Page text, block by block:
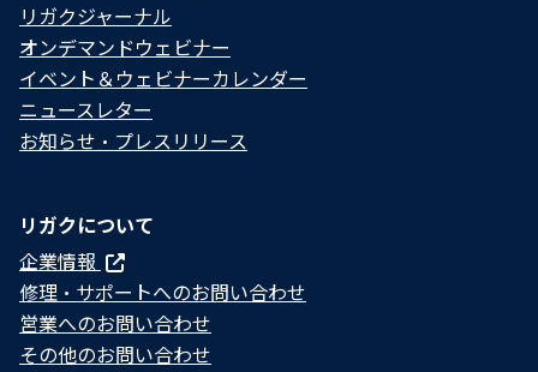
リガクジャーナル
オンデマンドウェビナー
イベント＆ウェビナーカレンダー
ニュースレター
お知らせ・プレスリリース
リガクについて
企業情報
修理・サポートへのお問い合わせ
営業へのお問い合わせ
その他のお問い合わせ